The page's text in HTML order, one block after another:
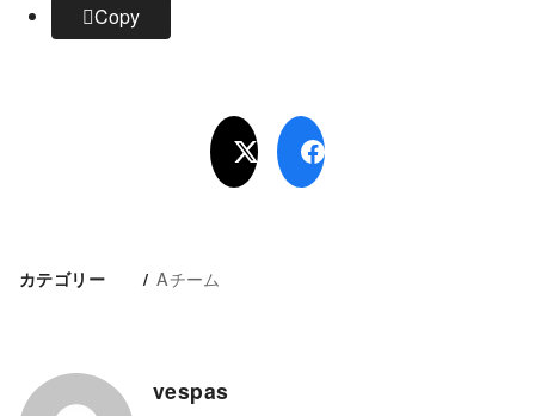
Copy
カテゴリー Aチーム
vespas